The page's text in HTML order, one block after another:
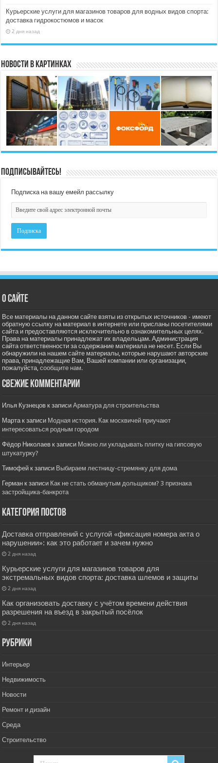
Курьерские услуги для магазинов товаров для водных видов спорта:
доставка гидрокостюмов и масок
2 дня назад
Новости в картинках
Подписывайтесь!
Подписка на вашу емейл рассылку
О сайте
Все материалы на данном сайте взяты из открытых источников - имеют
обратную ссылку на материал в интернете или присланы посетителями
сайта и предоставляются исключительно в ознакомительных целях.
Права на материалы принадлежат их владельцам. Администрация
сайта ответственности за содержание материала не несет. Если Вы
обнаружили на нашем сайте материалы, которые нарушают авторские
права, принадлежащие Вам, Вашей компании или организации,
пожалуйста,сообщите нам.
Свежие комментарии
Илья Кузнецов к записиАрматура для строительства
Мартак записи Модная история. Как москвичей приучают
интересоваться родным городом
Фёдор Николаев к записи Можно ли укладывать плитку на гипсовую
штукатурку?
Тимофей к записи Выбираем лестницу-стремянку для дома
Герман к записи Как не стать обманутым дольщиком? 3 признака
застройщика-банкрота
Категория постов
Доставка отправлений с услугой «фиксация номера акта о
нарушении»: как это работает и зачем нужно
2 дня назад
Курьерские услуги для магазинов товаров для
экстремальных видов спорта: доставка шлемов и защиты
2 дня назад
Как организовать доставку с учётом времени действия
разрешения на въезд в закрытый посёлок
2 дня назад
РУбрики
Интерьер
Недвижимость
Новости
Ремонт и дизайн
Среда
Строительство